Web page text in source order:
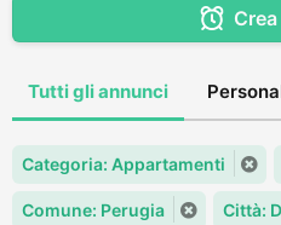
Tutti gli annunci
Categoria: Appartamenti
Comune: Perugia Città: